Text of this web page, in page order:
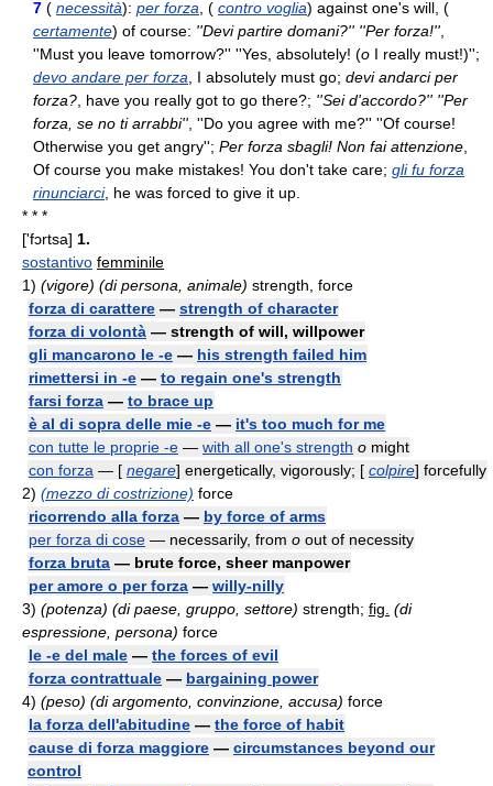
7 ( necessità): per forza , ( contro voglia) against one's will, (
certamente) of course: ''Devi partire domani?'' ''Per forza!''
''Must you leave tomorrow?'' ''Yes, absolutely! (o I really must!)'';
devo andare per forza , I absolutely must go; devi andarci per
forza? , have you really got to go there?; ''Sei d'accordo?'' ''Per
forza, se no ti arrabbi'' , ''Do you agree with me?'' ''Of course!
Otherwise you get angry''; Per forza sbagli! Non fai attenzione
Of course you make mistakes! You don't take care; gli fu forza
rinunciarci, he was forced to give it up.
* * *
['fɔrtsa] 1.
sostantivo femminile
1) (vigore) (di persona, animale) strength, force
forza di carattere — strength of character
forza di volontà — strength of will, willpower
gli mancarono le -e — his strength failed him
rimettersi in -e — to regain one's strength
farsi forza — to brace up
è al di sopra delle mie -e — it's too much for me
con tutte le proprie -e — with all one's strength o might
con forza — [ negare] energetically, vigorously; [ colpire] forcefully
2) (mezzo di costrizione) force
ricorrendo alla forza — by force of arms
per forza di cose — necessarily, from o out of necessity
forza bruta — brute force, sheer manpower
per amore o per forza — willy-nilly
3) (potenza) (di paese, gruppo, settore) strength; fig. (di
espressione, persona) force
le -e del male — the forces of evil
forza contrattuale — bargaining power
4) (peso) (di argomento, convinzione, accusa) force
la forza dell'abitudine — the force of habit
cause di forza maggiore — circumstances beyond our
control